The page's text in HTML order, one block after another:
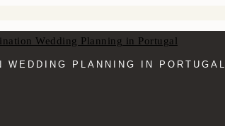
WEDDING PLANNING IN PORTUGAL